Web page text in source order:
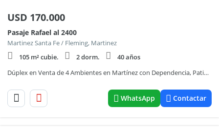
USD 170.000
Pasaje Rafael al 2400
Martinez Santa Fe / Fleming, Martinez
105 m² cubie.
2 dorm.
40 años
Dúplex en Venta de 4 Ambientes en Martínez con Dependencia, Patio y Terraza
WhatsApp Contactar